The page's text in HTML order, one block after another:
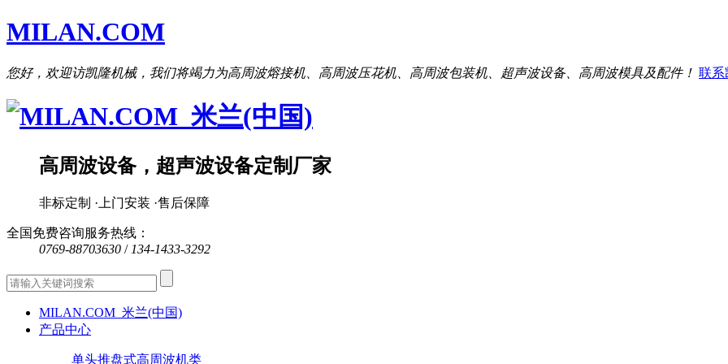
MILAN.COM
您好，欢迎访凯隆机械，我们将竭力为高周波熔接机、高周波压花机、高周波包装机、超声波设备、高周波模具及配件！ 联系
高周波设备，超声波设备定制厂家
非标定制 ·上门安装 ·售后保障
全国免费咨询服务热线：
0769-88703630 / 134-1433-3292
MILAN.COM_米兰(中国)
产品中心
单头推盘式高周波机类